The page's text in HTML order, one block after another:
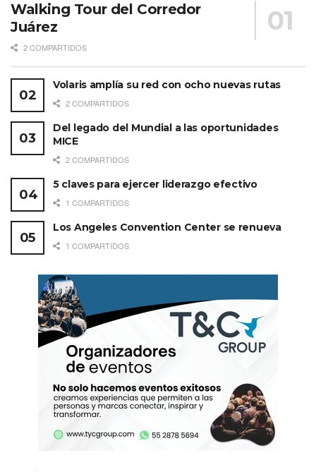
Walking Tour del Corredor
Juárez
2 COMPARTIDOS
Volaris amplía su red con ocho nuevas rutas
2 COMPARTIDOS
Del legado del Mundial a las oportunidades
MICE
2 COMPARTIDOS
5 claves para ejercer liderazgo efectivo
1 COMPARTIDOS
Los Angeles Convention Center se renueva
1 COMPARTIDOS